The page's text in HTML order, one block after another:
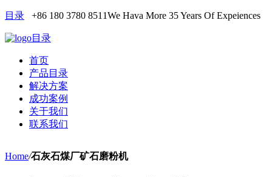
目录 +86 180 3780 8511We Hava More 35 Years Of Expeiences
目录
首页
产品目录
解决方案
成功案例
关于我们
联系我们
Home/石灰石煤厂矿石磨粉机